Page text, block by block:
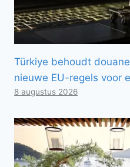
Türkiye behoudt
nieuwe EU-regels voor
8 augustus 2026